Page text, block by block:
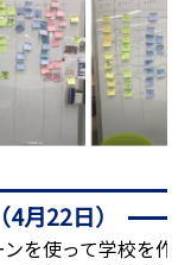
月22日）
を使って学校を作